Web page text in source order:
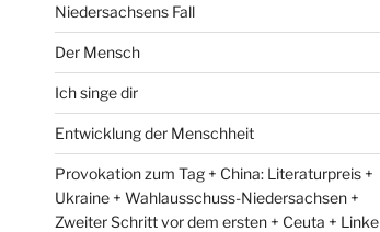
Niedersachsens Fall
Der Mensch
Ich singe dir
Entwicklung der Menschheit
Provokation zum Tag + China: Literaturpreis +
Ukraine + Wahlausschuss-Niedersachsen +
Zweiter Schritt vor dem ersten + Ceuta + Linke